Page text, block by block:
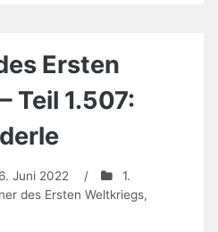
Ersten
Teil 1.507:
Juni 2022 /
1.
des Ersten Weltkriegs,